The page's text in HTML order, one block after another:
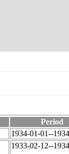
Period
1934-01-01--
1933-02-12--